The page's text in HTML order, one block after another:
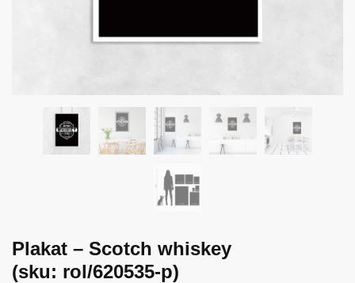
Plakat – Scotch whiskey
(sku: rol/620535-p)